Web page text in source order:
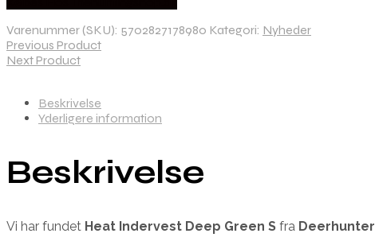
Varenummer (SKU): 5702827178980 Kategori: Nyheder
Previous Product
Next Product
Beskrivelse
Yderligere information
Beskrivelse
Vi har fundet Heat Indervest Deep Green S fra Deerhunter